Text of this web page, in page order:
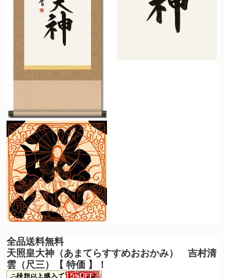
全品送料無料
天照皇大神（あまてらすすめおおかみ） 吉村清
雲（尺三）【 特価 】！